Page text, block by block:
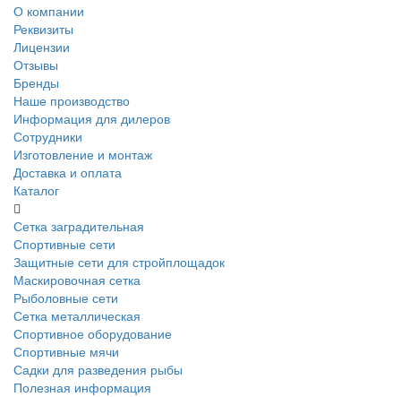
О компании
Реквизиты
Лицензии
Отзывы
Бренды
Наше производство
Информация для дилеров
Сотрудники
Изготовление и монтаж
Доставка и оплата
Каталог
Сетка заградительная
Спортивные сети
Защитные сети для стройплощадок
Маскировочная сетка
Рыболовные сети
Сетка металлическая
Спортивное оборудование
Спортивные мячи
Садки для разведения рыбы
Полезная информация